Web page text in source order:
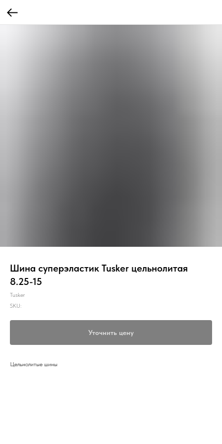
Шина суперэластик Tusker цельнолитая
8.25-15
Tusker
SKU:
Уточнить цену
Цельнолитые шины